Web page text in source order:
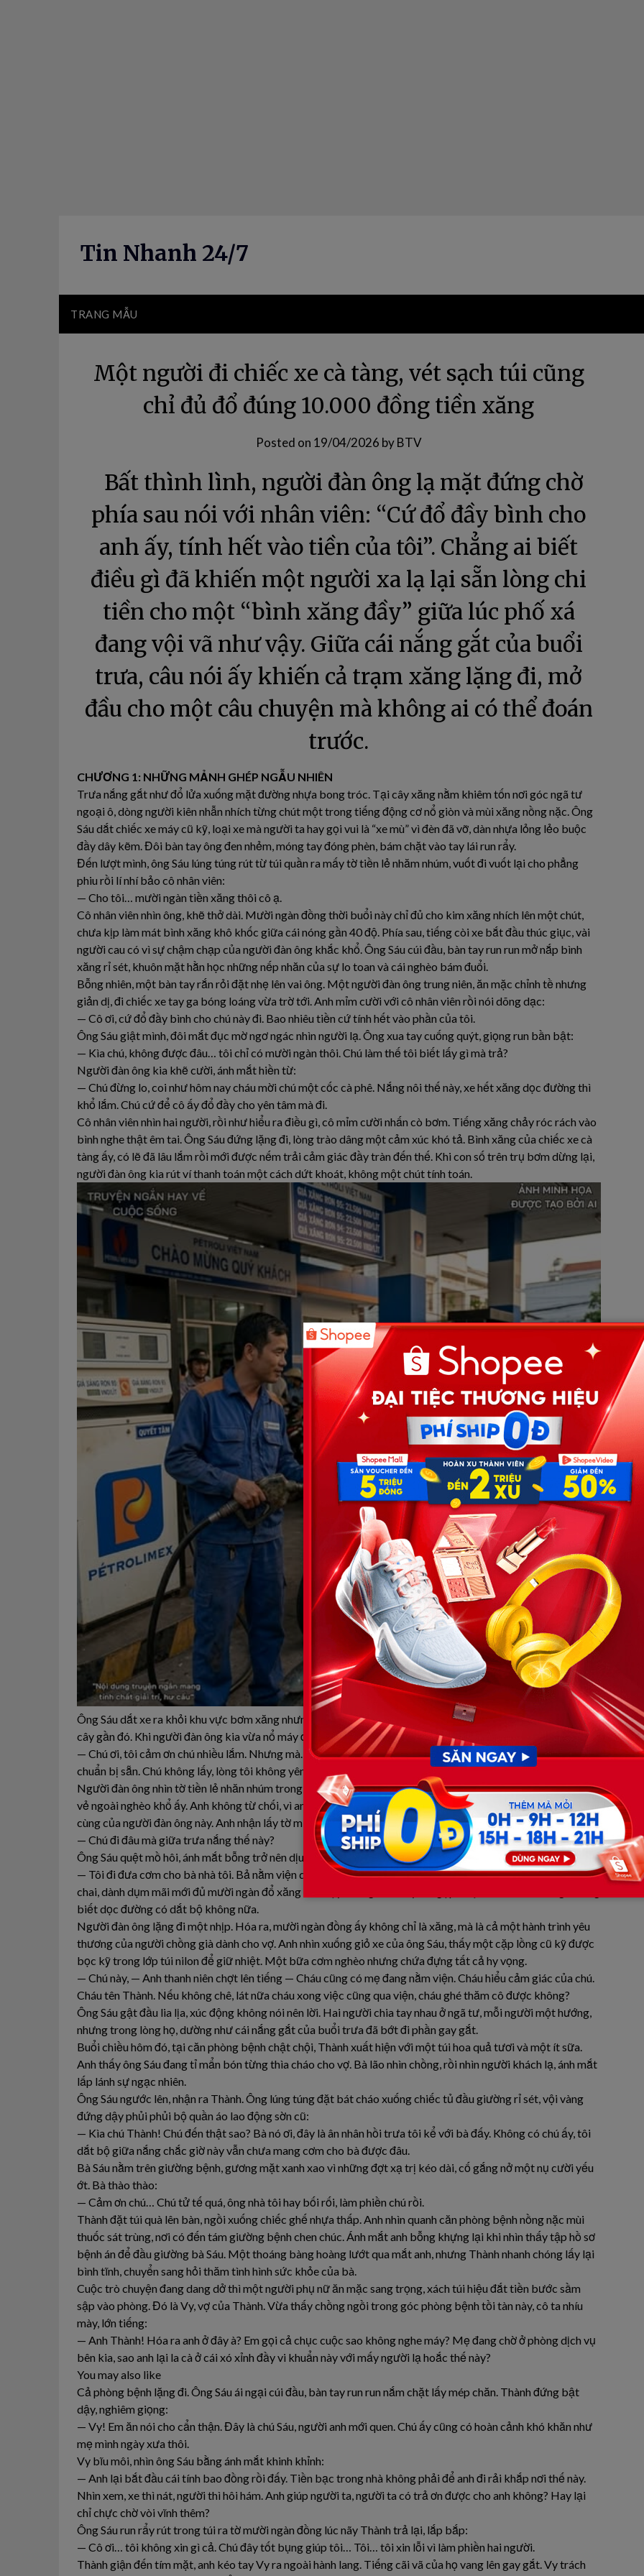
Tin Nhanh 24/7
TRANG MẪU
Một người đi chiếc xe cà tàng, vét sạch túi cũng
chỉ đủ đổ đúng 10.000 đồng tiền xăng
Posted on 19/04/2026 byBTV
Bất thình lình, người đàn ông lạ mặt đứng chờ
phía sau nói với nhân viên: “Cứ đổ đầy bình cho
anh ấy, tính hết vào tiền của tôi”. Chẳng ai biết
điều gì đã khiến một người xa lạ lại sẵn lòng chi
tiền cho một “bình xăng đầy” giữa lúc phố xá
đang vội vã như vậy. Giữa cái nắng gắt của buổi
trưa, câu nói ấy khiến cả trạm xăng lặng đi, mở
đầu cho một câu chuyện mà không ai có thể đoán
trước.
CHƯƠNG 1: NHỮNG MẢNH GHÉP NGẪU NHIÊN
Trưa nắng gắt như đổ lửa xuống mặt đường nhựa bong tróc. Tại cây xăng nằm khiêm tốn nơi góc ngã tư
ngoại ô, dòng người kiên nhẫn nhích từng chút một trong tiếng động cơ nổ giòn và mùi xăng nồng nặc. Ông
Sáu dắt chiếc xe máy cũ kỹ, loại xe mà người ta hay gọi vui là “xe mù” vì đèn đã vỡ, dàn nhựa lỏng lẻo buộc
đầy dây kẽm. Đôi bàn tay ông đen nhẻm, móng tay đóng phèn, bám chặt vào tay lái run rẩy.
Đến lượt mình, ông Sáu lúng túng rút từ túi quần ra mấy tờ tiền lẻ nhăm nhúm, vuốt đi vuốt lại cho phẳng
phiu rồi lí nhí bảo cô nhân viên:
— Cho tôi… mười ngàn tiền xăng thôi cô ạ.
Cô nhân viên nhìn ông, khẽ thở dài. Mười ngàn đồng thời buổi này chỉ đủ cho kim xăng nhích lên một chút,
chưa kịp làm mát bình xăng khô khốc giữa cái nóng gần 40 độ. Phía sau, tiếng còi xe bắt đầu thúc giục, vài
người cau có vì sự chậm chạp của người đàn ông khắc khổ. Ông Sáu cúi đầu, bàn tay run run mở nắp bình
xăng rỉ sét, khuôn mặt hằn học những nếp nhăn của sự lo toan và cái nghèo bám đuổi.
Bỗng nhiên, một bàn tay rắn rỏi đặt nhẹ lên vai ông. Một người đàn ông trung niên, ăn mặc chỉnh tề nhưng
giản dị, đi chiếc xe tay ga bóng loáng vừa trờ tới. Anh mỉm cười với cô nhân viên rồi nói dõng dạc:
— Cô ơi, cứ đổ đầy bình cho chú này đi. Bao nhiêu tiền cứ tính hết vào phần của tôi.
Ông Sáu giật mình, đôi mắt đục mờ ngơ ngác nhìn người lạ. Ông xua tay cuống quýt, giọng run bần bật:
— Kìa chú, không được đâu… tôi chỉ có mười ngàn thôi. Chú làm thế tôi biết lấy gì mà trả?
Người đàn ông kia khẽ cười, ánh mắt hiền từ:
— Chú đừng lo, coi như hôm nay cháu mời chú một cốc cà phê. Nắng nôi thế này, xe hết xăng dọc đường thì
khổ lắm. Chú cứ để cô ấy đổ đầy cho yên tâm mà đi.
Cô nhân viên nhìn hai người, rồi như hiểu ra điều gì, cô mỉm cười nhấn cò bơm. Tiếng xăng chảy róc rách vào
bình nghe thật êm tai. Ông Sáu đứng lặng đi, lòng trào dâng một cảm xúc khó tả. Bình xăng của chiếc xe cà
tàng ấy, có lẽ đã lâu lắm rồi mới được nếm trải cảm giác đầy tràn đến thế. Khi con số trên trụ bơm dừng lại,
người đàn ông kia rút ví thanh toán một cách dứt khoát, không một chút tính toán.
Ông Sáu dắt xe ra khỏi khu vực bơm xăng nhưng không đi ngay. Ông đứng đợi dưới bóng râm của một tán
cây gần đó. Khi người đàn ông kia vừa nổ máy định đi, ông Sáu vội vàng bước tới, níu tay áo anh lại:
— Chú ơi, tôi cảm ơn chú nhiều lắm. Nhưng mà… chú cho tôi gửi lại mười ngàn này. Tuy ít, nhưng là tiền tôi đã
chuẩn bị sẵn. Chú không lấy, lòng tôi không yên.
Người đàn ông nhìn tờ tiền lẻ nhăn nhúm trong bàn tay thô ráp của ông lão, anh nhận ra sự tự trọng ẩn sau
vẻ ngoài nghèo khổ ấy. Anh không từ chối, vì anh biết nếu từ chối, anh sẽ làm tổn thương lòng tự trọng cuối
cùng của người đàn ông này. Anh nhận lấy tờ mười ngàn đồng, cất cẩn thận vào túi áo ngực rồi hỏi khẽ:
— Chú đi đâu mà giữa trưa nắng thế này?
Ông Sáu quệt mồ hôi, ánh mắt bỗng trở nên dịu lại khi nhắc về gia đình:
— Tôi đi đưa cơm cho bà nhà tôi. Bả nằm viện dưới kia cũng gần tháng rồi. Sáng nay tôi tranh thủ đi lượm ve
chai, dành dụm mãi mới đủ mười ngàn đổ xăng để chạy xuống đó. May mà gặp được chú… nếu không, không
biết dọc đường có dắt bộ không nữa.
Người đàn ông lặng đi một nhịp. Hóa ra, mười ngàn đồng ấy không chỉ là xăng, mà là cả một hành trình yêu
thương của người chồng già dành cho vợ. Anh nhìn xuống giỏ xe của ông Sáu, thấy một cặp lồng cũ kỹ được
bọc kỹ trong lớp túi nilon để giữ nhiệt. Một bữa cơm nghèo nhưng chứa đựng tất cả hy vọng.
— Chú này, — Anh thanh niên chợt lên tiếng — Cháu cũng có mẹ đang nằm viện. Cháu hiểu cảm giác của chú.
Cháu tên Thành. Nếu không chê, lát nữa cháu xong việc cũng qua viện, cháu ghé thăm cô được không?
Ông Sáu gật đầu lia lịa, xúc động không nói nên lời. Hai người chia tay nhau ở ngã tư, mỗi người một hướng,
nhưng trong lòng họ, dường như cái nắng gắt của buổi trưa đã bớt đi phần gay gắt.
Buổi chiều hôm đó, tại căn phòng bệnh chật chội, Thành xuất hiện với một túi hoa quả tươi và một ít sữa.
Anh thấy ông Sáu đang tỉ mẩn bón từng thìa cháo cho vợ. Bà lão nhìn chồng, rồi nhìn người khách lạ, ánh mắt
lấp lánh sự ngạc nhiên.
Ông Sáu ngước lên, nhận ra Thành. Ông lúng túng đặt bát cháo xuống chiếc tủ đầu giường rỉ sét, vội vàng
đứng dậy phủi phủi bộ quần áo lao động sờn cũ:
— Kìa chú Thành! Chú đến thật sao? Bà nó ơi, đây là ân nhân hồi trưa tôi kể với bà đấy. Không có chú ấy, tôi
dắt bộ giữa nắng chắc giờ này vẫn chưa mang cơm cho bà được đâu.
Bà Sáu nằm trên giường bệnh, gương mặt xanh xao vì những đợt xạ trị kéo dài, cố gắng nở một nụ cười yếu
ớt. Bà thào thào:
— Cảm ơn chú… Chú tử tế quá, ông nhà tôi hay bối rối, làm phiền chú rồi.
Thành đặt túi quà lên bàn, ngồi xuống chiếc ghế nhựa thấp. Anh nhìn quanh căn phòng bệnh nồng nặc mùi
thuốc sát trùng, nơi có đến tám giường bệnh chen chúc. Ánh mắt anh bỗng khựng lại khi nhìn thấy tập hồ sơ
bệnh án để đầu giường bà Sáu. Một thoáng bàng hoàng lướt qua mắt anh, nhưng Thành nhanh chóng lấy lại
bình tĩnh, chuyển sang hỏi thăm tình hình sức khỏe của bà.
Cuộc trò chuyện đang dang dở thì một người phụ nữ ăn mặc sang trọng, xách túi hiệu đắt tiền bước sầm
sập vào phòng. Đó là Vy, vợ của Thành. Vừa thấy chồng ngồi trong góc phòng bệnh tồi tàn này, cô ta nhíu
mày, lớn tiếng:
— Anh Thành! Hóa ra anh ở đây à? Em gọi cả chục cuộc sao không nghe máy? Mẹ đang chờ ở phòng dịch vụ
bên kia, sao anh lại la cà ở cái xó xỉnh đầy vi khuẩn này với mấy người lạ hoắc thế này?
You may also like
Cả phòng bệnh lặng đi. Ông Sáu ái ngại cúi đầu, bàn tay run run nắm chặt lấy mép chăn. Thành đứng bật
dậy, nghiêm giọng:
— Vy! Em ăn nói cho cẩn thận. Đây là chú Sáu, người anh mới quen. Chú ấy cũng có hoàn cảnh khó khăn như
mẹ mình ngày xưa thôi.
Vy bĩu môi, nhìn ông Sáu bằng ánh mắt khinh khỉnh:
— Anh lại bắt đầu cái tính bao đồng rồi đấy. Tiền bạc trong nhà không phải để anh đi rải khắp nơi thế này.
Nhìn xem, xe thì nát, người thì hôi hám. Anh giúp người ta, người ta có trả ơn được cho anh không? Hay lại
chỉ chực chờ vòi vĩnh thêm?
Ông Sáu run rẩy rút trong túi ra tờ mười ngàn đồng lúc nãy Thành trả lại, lắp bắp:
— Cô ơi… tôi không xin gì cả. Chú đây tốt bụng giúp tôi… Tôi… tôi xin lỗi vì làm phiền hai người.
Thành giận đến tím mặt, anh kéo tay Vy ra ngoài hành lang. Tiếng cãi vã của họ vang lên gay gắt. Vy trách